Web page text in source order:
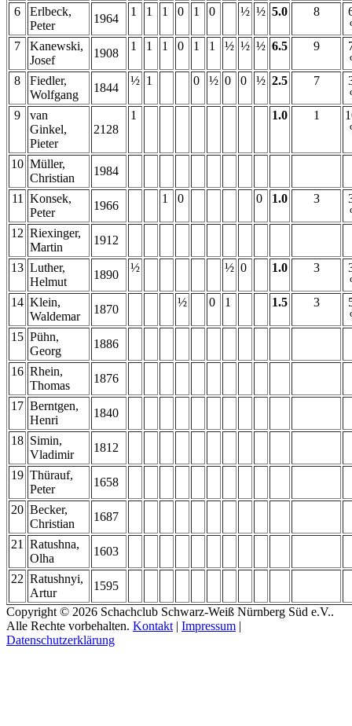
6
Erlbeck,
Peter
1964
1 1 1 0 1 0 ½ ½ 5.0 8
7
Kanewski,
Josef
1908
1 1 1 0 1 1 ½ ½ ½ 6.5 9
8
Fiedler,
Wolfgang
1844
½ 1 0 ½ 0 0 ½ 2.5 7
9
van
Ginkel,
Pieter
2128
1 1.0 1
10 Müller,
Christian
1984
11
Konsek,
Peter
1966
1 0 0 1.0 3
12 Riexinger,
Martin
1912
13 Luther,
Helmut
1890
½ ½ 0 1.0 3
14 Klein,
Waldemar
1870
½ 0 1 1.5 3
15 Pühn,
Georg
1886
16 Rhein,
Thomas
1876
17 Berntgen,
Henri
1840
18 Simin,
Vladimir
1812
19 Thürauf,
Peter
1658
20 Becker,
Christian
1687
21
Ratushna,
Olha
1603
22 Ratushnyi,
Artur
1595
Copyright © 2026 Schachclub Schwarz-Weiß Nürnberg Süd e.V..
Alle Rechte vorbehalten. Kontakt | Impressum |
Datenschutzerklärung